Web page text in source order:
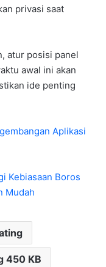
privasi saat
atur posisi panel
awal ini akan
ide penting
Aplikasi
Kebiasaan Boros
Mudah
450 KB